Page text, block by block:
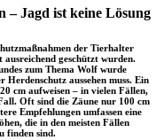
– Jagd ist keine Lösung
der Tierhalter
geschützt wurden.
zum Thema Wolf wurde
aussehen muss. Ein
cm aufweisen – in vielen Fällen,
Oft sind die Zäune nur 100 cm
Empfehlungen umfassen eine
die in den meisten Fällen
finden sind.